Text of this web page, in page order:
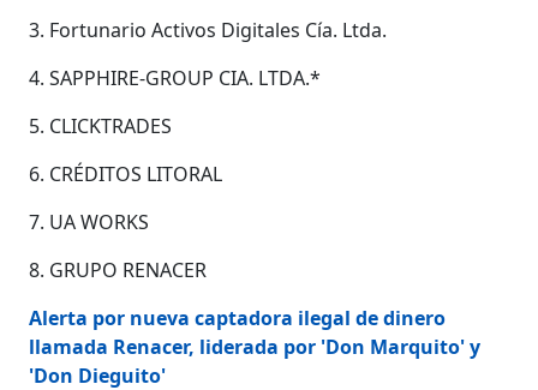
3. Fortunario Activos Digitales Cía. Ltda.
4. SAPPHIRE-GROUP CIA. LTDA.*
5. CLICKTRADES
6. CRÉDITOS LITORAL
7. UA WORKS
8. GRUPO RENACER
Alerta por nueva captadora ilegal de dinero
llamada Renacer, liderada por 'Don Marquito' y
'Don Dieguito'